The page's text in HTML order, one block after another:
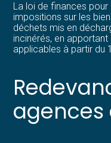
La loi de finances
impositions sur les
déchets mis en
incinérés, en
applicables à partir du
agences